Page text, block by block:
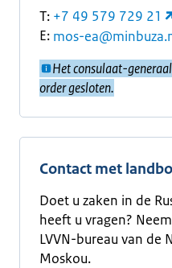
T: +7 49 579 729 21
E: mos-
Het consulaat-
order gesloten.
Contact met
Doet u zaken in de
heeft u vragen?
LVVN-bureau van de
Moskou.